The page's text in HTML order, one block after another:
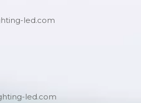
led.com
led.com